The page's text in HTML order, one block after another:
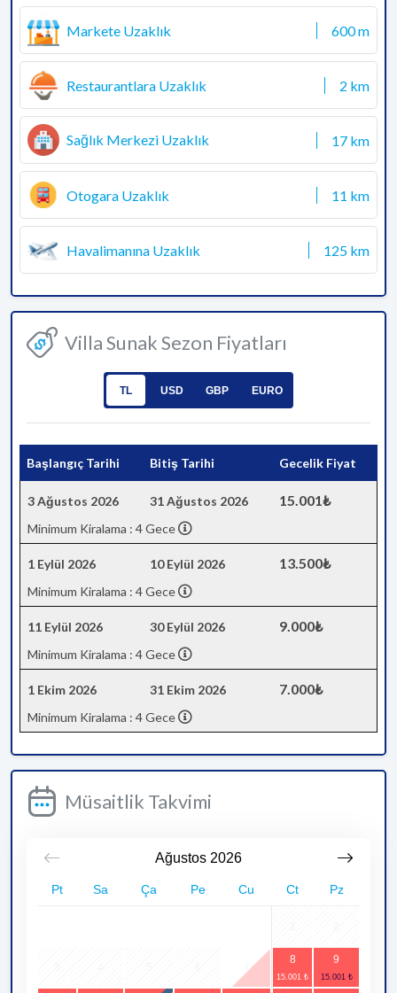
Markete Uzaklık 600 m
Restaurantlara Uzaklık 2 km
Sağlık Merkezi Uzaklık 17 km
Otogara Uzaklık 11 km
Havalimanına Uzaklık 125 km
Villa Sunak Sezon Fiyatları
TL USD GBP EURO
Başlangıç Tarihi Bitiş Tarihi Gecelik Fiyat
3 Ağustos 2026 31 Ağustos 2026 15.001₺
Minimum Kiralama : 4 Gece
1 Eylül 2026 10 Eylül 2026 13.500₺
Minimum Kiralama : 4 Gece
11 Eylül 2026 30 Eylül 2026 9.000₺
Minimum Kiralama : 4 Gece
1 Ekim 2026 31 Ekim 2026 7.000₺
Minimum Kiralama : 4 Gece
Müsaitlik Takvimi
Ağustos 2026
Pt Sa Ça Pe Cu Ct Pz
7
8 9